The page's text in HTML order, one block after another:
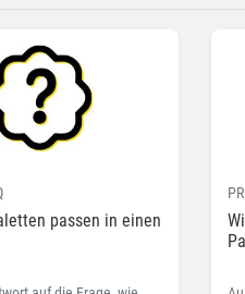
passen in einen